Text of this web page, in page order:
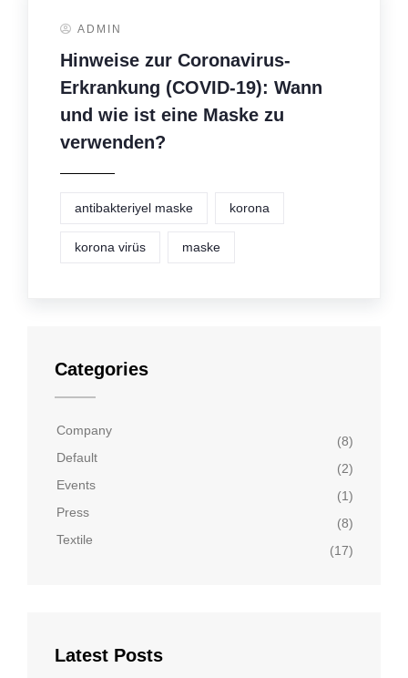
ADMIN
Hinweise zur Coronavirus-
Erkrankung (COVID-19): Wann
und wie ist eine Maske zu
verwenden?
antibakteriyel maske korona
korona virüs maske
Categories
Company
(8)
Default
(2)
Events
(1)
Press
(8)
Textile
(17)
Latest Posts